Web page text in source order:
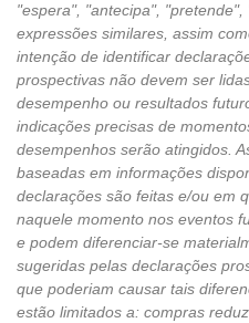
"espera", "antecipa",
expressões similares, assim
intenção de identificar
prospectivas não devem ser
desempenho ou resultados
indicações precisas de
desempenhos serão atingidos.
baseadas em informações
declarações são feitas e/ou em
naquele momento nos eventos
e podem diferenciar-se
sugeridas pelas declarações
que poderiam causar tais
estão limitados a: compras